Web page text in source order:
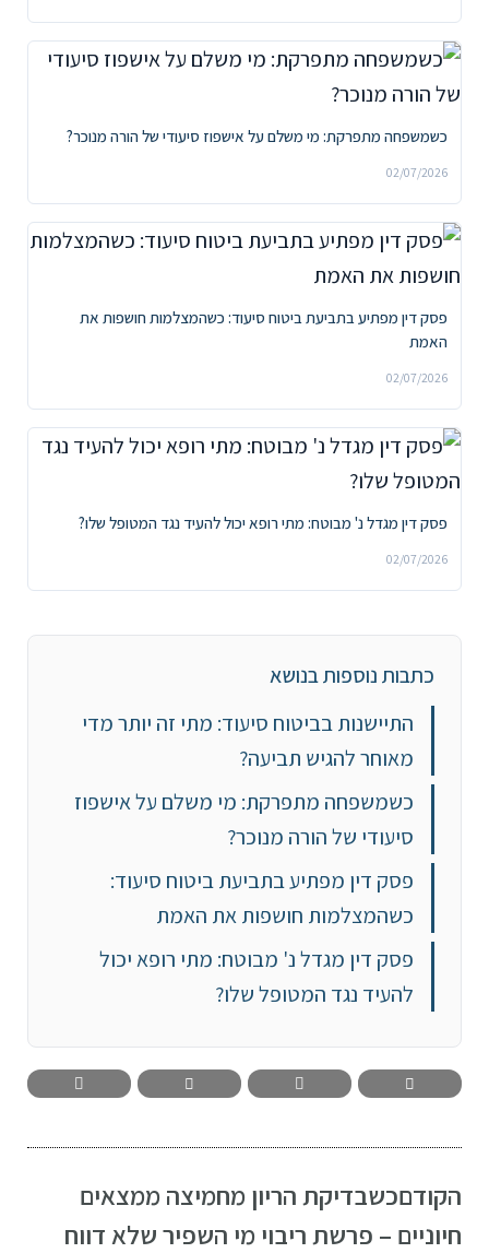
כשמשפחה מתפרקת: מי משלם על אישפוז סיעודי של הורה מנוכר?
02/07/2026
פסק דין מפתיע בתביעת ביטוח סיעוד: כשהמצלמות חושפות את
האמת
02/07/2026
פסק דין מגדל נ' מבוטח: מתי רופא יכול להעיד נגד המטופל שלו?
02/07/2026
כתבות נוספות בנושא
התיישנות בביטוח סיעוד: מתי זה יותר מדי
מאוחר להגיש תביעה?
כשמשפחה מתפרקת: מי משלם על אישפוז
סיעודי של הורה מנוכר?
פסק דין מפתיע בתביעת ביטוח סיעוד:
כשהמצלמות חושפות את האמת
פסק דין מגדל נ' מבוטח: מתי רופא יכול
להעיד נגד המטופל שלו?
הקודםכשבדיקת הריון מחמיצה ממצאים
חיוניים – פרשת ריבוי מי השפיר שלא דווח